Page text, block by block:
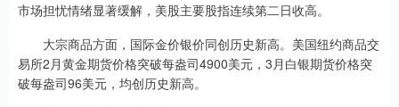
市场担忧情绪显著缓解，美股主要股指连续第二日收高。
大宗商品方面，国际金价银价同创历史新高。美国纽约商品交
易所2月黄金期货价格突破每盎司4900美元，3月白银期货价格突
破每盎司96美元，均创历史新高。